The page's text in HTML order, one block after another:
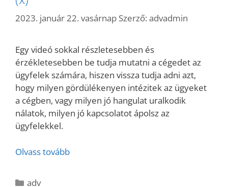
2023. január 22. vasárnap Szerző: advadmin
Egy videó sokkal részletesebben és
érzékletesebben be tudja mutatni a cégedet az
ügyfelek számára, hiszen vissza tudja adni azt,
hogy milyen gördülékenyen intézitek az ügyeket
a cégben, vagy milyen jó hangulat uralkodik
nálatok, milyen jó kapcsolatot ápolsz az
ügyfelekkel.
Olvass tovább
Kategória
adv